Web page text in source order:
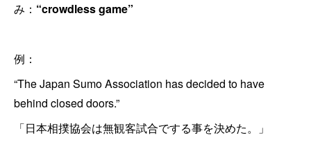
み： “crowdless game”
例：
“The Japan Sumo Association has decided to have
behind closed doors.”
「日本相撲協会は無観客試合でする事を決めた。」